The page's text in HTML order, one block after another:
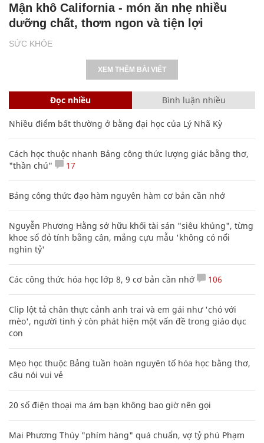
SỨC KHỎE
Mận khô California - món ăn nhẹ nhiều
dưỡng chất, thơm ngon và tiện lợi
XEM THÊM BÀI VIẾT
Đọc nhiều Bình luận nhiều
Nhiều điểm bất thường ở bằng đại học của Lý Nhã Kỳ
Cách học thuộc nhanh Bảng công thức lượng giác bằng thơ,
"thần chú"
17
Bảng công thức đạo hàm nguyên hàm cơ bản cần nhớ
Nguyễn Phương Hằng sở hữu khối tài sản "siêu khủng", từng
khoe sổ đỏ tính bằng cân, mắng cựu mẫu 'không có nổi
nghìn tỷ'
Các công thức hóa học lớp 8, 9 cơ bản cần nhớ 106
Clip lột tả chân thực cảnh anh trai và em gái như 'chó với
mèo', người tinh ý còn phát hiện một vấn đề trong giáo dục
con
Mẹo học thuộc Bảng tuần hoàn nguyên tố hóa học bằng thơ,
câu nói vui vẻ
20 số điện thoại ma ám bạn không bao giờ nên gọi
Mai Phương Thúy "phím hàng" quá chuẩn, vợ tỷ phú Phạm